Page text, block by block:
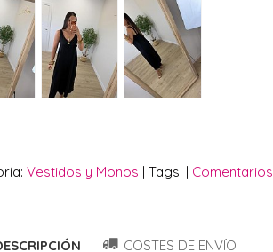
Vestidos y Monos |Tags: | Comentarios
COSTES DE ENVÍO